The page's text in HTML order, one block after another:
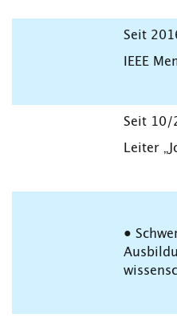
Seit
IEEE
Seit 10/
Leiter
•